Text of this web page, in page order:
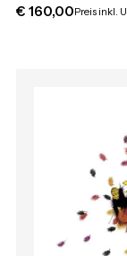
€ 160,00Preis inkl.